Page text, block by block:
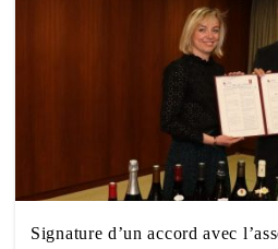
Signature d’un accord avec